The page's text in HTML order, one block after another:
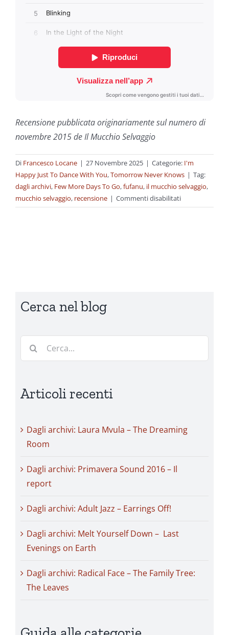
Recensione pubblicata originariamente sul numero di
novembre 2015 de Il Mucchio Selvaggio
Di Francesco Locane | 27 Novembre 2025 | Categorie: I'm
Happy Just To Dance With You,Tomorrow Never Knows | Tag:
dagli archivi, Few More Days To Go,fufanu, il mucchio selvaggio,
mucchio selvaggio, recensione | Commenti disabilitatisu
Dagli
Cerca nel blog
Cerca
Articoli recenti
Dagli archivi: Laura Mvula – The Dreaming
Room
Dagli archivi: Primavera Sound 2016 – Il
report
Dagli archivi: Adult Jazz – Earrings Off!
Dagli archivi: Melt Yourself Down – Last
Evenings on Earth
Dagli archivi: Radical Face – The Family Tree:
The Leaves